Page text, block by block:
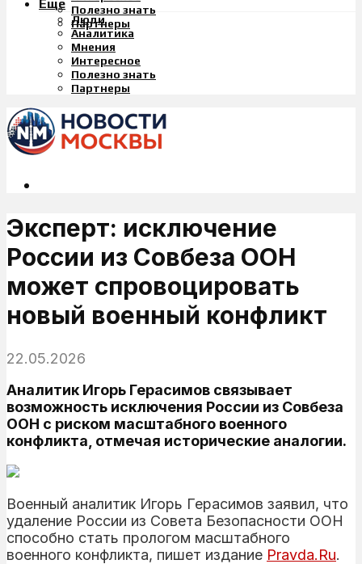
Полезно знать
Партнеры
Еще
Люди
Аналитика
Мнения
Интересное
Полезно знать
Партнеры
Эксперт: исключение
России из Совбеза ООН
может спровоцировать
новый военный конфликт
22.05.2026
Аналитик Игорь Герасимов связывает
возможность исключения России из Совбеза
ООН с риском масштабного военного
конфликта, отмечая исторические аналогии.
Военный аналитик Игорь Герасимов заявил, что
удаление России из Совета Безопасности ООН
способно стать прологом масштабного
военного конфликта, пишет издание Pravda.Ru.